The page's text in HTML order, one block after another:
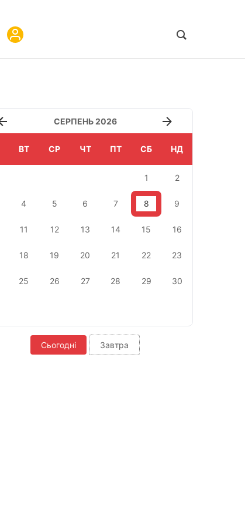
СЕРПЕНЬ 2026
ВТ СР ЧТ ПТ СБ НД
1 2
4 5 6 7 8 9
11 12 13 14 15 16
18 19 20 21 22 23
25 26 27 28 29 30
Сьогодні Завтра